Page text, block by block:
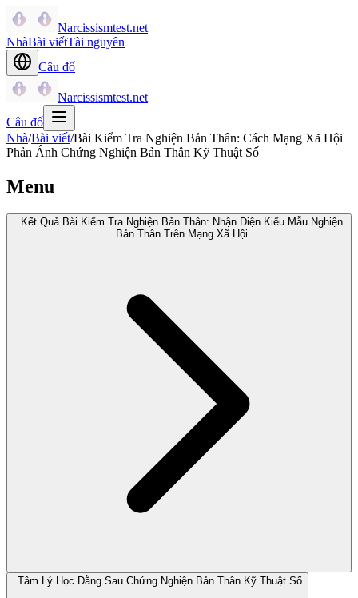
Narcissismtest.net
NhàBài viếtTài nguyên
Câu đố
Narcissismtest.net
Câu đố
Nhà/Bài viết/Bài Kiểm Tra Nghiện Bản Thân: Cách Mạng Xã Hội
Phản Ánh Chứng Nghiện Bản Thân Kỹ Thuật Số
Menu
Kết Quả Bài Kiểm Tra Nghiện Bản Thân: Nhận Diện Kiểu Mẫu Nghiện
Bản Thân Trên Mạng Xã Hội
Tâm Lý Học Đằng Sau Chứng Nghiện Bản Thân Kỹ Thuật Số